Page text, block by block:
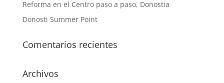
Reforma en el Centro paso a paso, Donostia
Donosti Summer Point
Comentarios recientes
Archivos